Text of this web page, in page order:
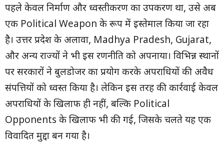
पहले केवल निर्माण और ध्वस्तीकरण का उपकरण था, उसे अब
एक Political Weapon के रूप में इस्तेमाल किया जा रहा
है। उत्तर प्रदेश के अलावा, Madhya Pradesh, Gujarat,
और अन्य राज्यों ने भी इस रणनीति को अपनाया। विभिन्न स्थानों
पर सरकारों ने बुलडोजर का प्रयोग करके अपराधियों की अवैध
संपत्तियों को ध्वस्त किया है। लेकिन इस तरह की कार्रवाई केवल
अपराधियों के खिलाफ ही नहीं, बल्कि Political
Opponents के खिलाफ भी की गई, जिसके चलते यह एक
विवादित मुद्दा बन गया है।